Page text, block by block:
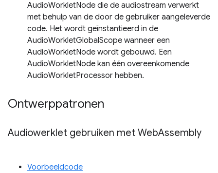
AudioWorkletNode die de audiostream verwerkt
met behulp van de door de gebruiker aangeleverde
code. Het wordt geïnstantieerd in de
AudioWorkletGlobalScope wanneer een
AudioWorkletNode wordt gebouwd. Een
AudioWorkletNode kan één overeenkomende
AudioWorkletProcessor hebben.
Ontwerppatronen
Audiowerklet gebruiken met WebAssembly
Voorbeeldcode